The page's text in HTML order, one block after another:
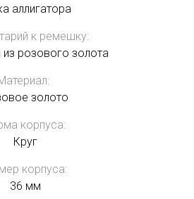
аллигатора
к ремешку:
из розового золота
золото
корпуса:
Круг
корпуса:
36 мм